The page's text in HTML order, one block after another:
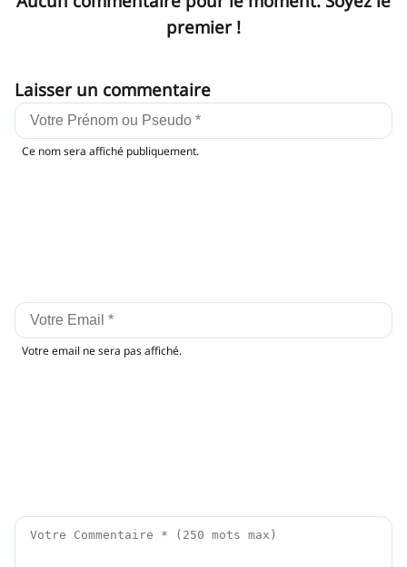
premier !
Laisser un commentaire
Ce nom sera affiché publiquement.
Votre email ne sera pas affiché.